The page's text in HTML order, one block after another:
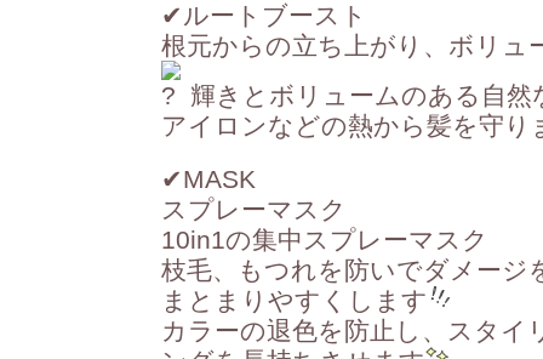
✔︎ ルートブースト
根元からの立ち上がり、ボリ
輝きとボリュームのある自
アイロンなどの熱から髪を守り
✔︎MASK
スプレーマスク
10in1の集中スプレーマスク
枝毛、もつれを防いでダメージ
まとまりやすくします
カラーの退色を防止し、スタ